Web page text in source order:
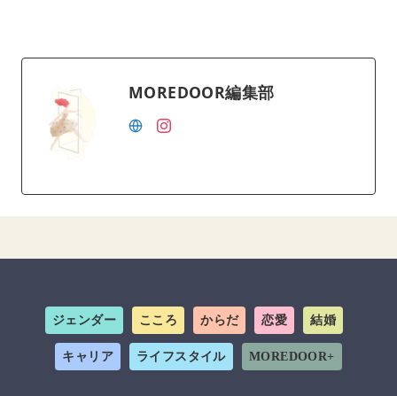
MOREDOOR編集部
ジェンダー こころ からだ 恋愛 結婚
キャリア ライフスタイル MOREDOOR+